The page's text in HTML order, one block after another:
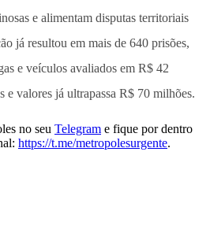
e alimentam disputas territoriais
já resultou em mais de 640 prisões,
e veículos avaliados em R$ 42
e valores já ultrapassa R$ 70 milhões.
no seu Telegram e fique por dentro
https://t.me/metropolesurgente.